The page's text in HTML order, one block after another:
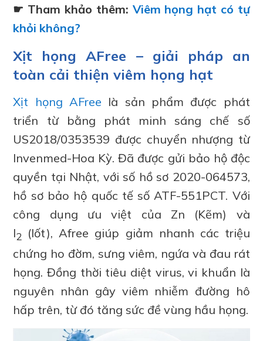
☛ Tham khảo thêm: Viêm họng hạt có tự
khỏi không?
Xịt họng AFree – giải pháp an
toàn cải thiện viêm họng hạt
Xịt họng AFree là sản phẩm được phát
triển từ bằng phát minh sáng chế số
US2018/0353539 được chuyển nhượng từ
Invenmed-Hoa Kỳ. Đã được gửi bảo hộ độc
quyền tại Nhật, với số hồ sơ 2020-064573,
hồ sơ bảo hộ quốc tế số ATF-551PCT. Với
công dụng ưu việt của Zn (Kẽm) và
I2 (Iốt), Afree giúp giảm nhanh các triệu
chứng ho đờm, sưng viêm, ngứa và đau rát
họng. Đồng thời tiêu diệt virus, vi khuẩn là
nguyên nhân gây viêm nhiễm đường hô
hấp trên, từ đó tăng sức đề vùng hầu họng.